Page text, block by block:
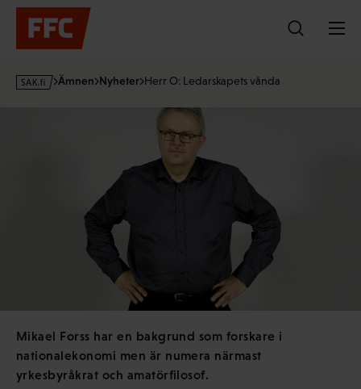
Hoppa
innehållet
s
Ämnen Nyheter Herr O: Ledarskapets vånda
Mikael Forss har en bakgrund som forskare i
nationalekonomi men är numera närmast
yrkesbyråkrat och amatörfilosof.